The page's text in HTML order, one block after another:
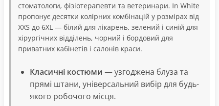
стоматологи, фізіотерапевти та ветеринари. In White
пропонує десятки колірних комбінацій у розмірах від
XXS до 6XL — білий для лікарень, зелений і синій для
хірургічних відділень, чорний і бордовий для
приватних кабінетів і салонів краси.
Класичні костюми — узгоджена блуза та
прямі штани, універсальний вибір для будь-
якого робочого місця.